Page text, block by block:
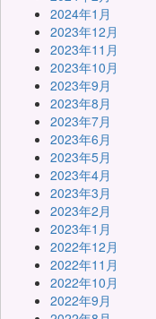
2024年1月
2023年12月
2023年11月
2023年10月
2023年9月
2023年8月
2023年7月
2023年6月
2023年5月
2023年4月
2023年3月
2023年2月
2023年1月
2022年12月
2022年11月
2022年10月
2022年9月